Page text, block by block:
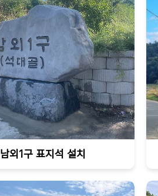
남외1구 표지석 설치